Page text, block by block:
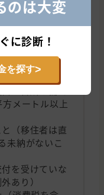
こと（費用の
の配偶者）
して居住する意
メートル以上
（移住者は直
未納がないこ
を受けていな
あり）
のは大変
に診断！
を探す>